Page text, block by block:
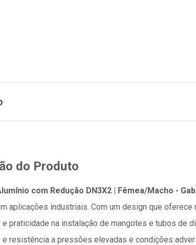
do Produto
com Redução DN3X2 | Fêmea/Macho -
aplicações industriais. Com um design que
praticidade na instalação de mangotes e tubos de
e resistência a pressões elevadas e condições